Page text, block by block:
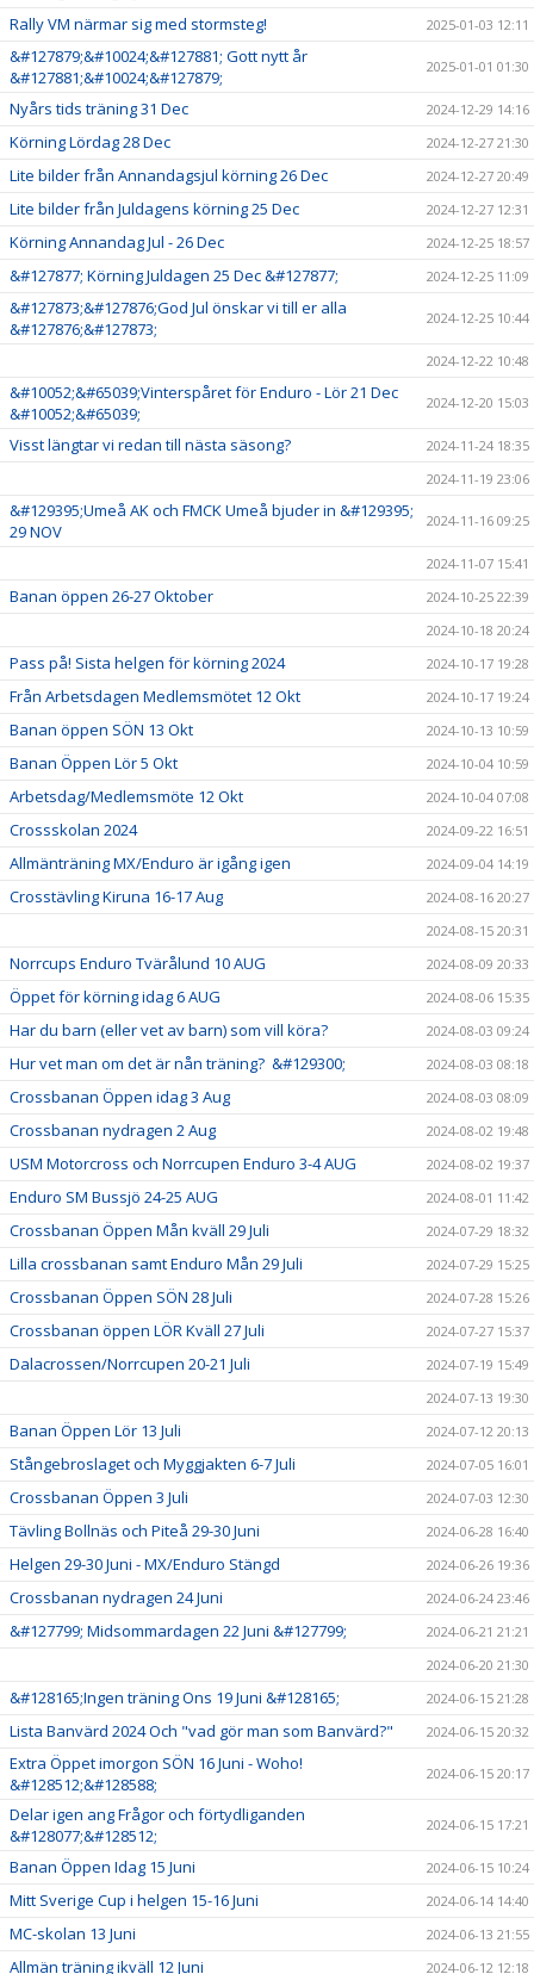
Rally VM närmar sig med stormsteg! 2025-01-03 12:11
&#127879;&#10024;&#127881; Gott nytt år
&#127881;&#10024;&#127879;
2025-01-01 01:30
Nyårs tids träning 31 Dec 2024-12-29 14:16
Körning Lördag 28 Dec 2024-12-27 21:30
Lite bilder från Annandagsjul körning 26 Dec 2024-12-27 20:49
Lite bilder från Juldagens körning 25 Dec 2024-12-27 12:31
Körning Annandag Jul - 26 Dec 2024-12-25 18:57
&#127877; Körning Juldagen 25 Dec &#127877; 2024-12-25 11:09
&#127873;&#127876;God Jul önskar vi till er alla
&#127876;&#127873;
2024-12-25 10:44
2024-12-22 10:48
&#10052;&#65039;Vinterspåret för Enduro - Lör 21 Dec
&#10052;&#65039;
2024-12-20 15:03
Visst längtar vi redan till nästa säsong?
2024-11-24 18:35
2024-11-19 23:06
&#129395;Umeå AK och FMCK Umeå bjuder in &#129395;
29 NOV
2024-11-16 09:25
2024-11-07 15:41
Banan öppen 26-27 Oktober
2024-10-25 22:39
2024-10-18 20:24
Pass på! Sista helgen för körning 2024 2024-10-17 19:28
Från Arbetsdagen Medlemsmötet 12 Okt 2024-10-17 19:24
Banan öppen SÖN 13 Okt 2024-10-13 10:59
Banan Öppen Lör 5 Okt 2024-10-04 10:59
Arbetsdag/Medlemsmöte 12 Okt 2024-10-04 07:08
Crossskolan 2024 2024-09-22 16:51
Allmänträning MX/Enduro är igång igen 2024-09-04 14:19
Crosstävling Kiruna 16-17 Aug
2024-08-16 20:27
2024-08-15 20:31
Norrcups Enduro Tvärålund 10 AUG 2024-08-09 20:33
Öppet för körning idag 6 AUG 2024-08-06 15:35
Har du barn (eller vet av barn) som vill köra? 2024-08-03 09:24
Hur vet man om det är nån träning? &#129300; 2024-08-03 08:18
Crossbanan Öppen idag 3 Aug 2024-08-03 08:09
Crossbanan nydragen 2 Aug 2024-08-02 19:48
USM Motorcross och Norrcupen Enduro 3-4 AUG 2024-08-02 19:37
Enduro SM Bussjö 24-25 AUG 2024-08-01 11:42
Crossbanan Öppen Mån kväll 29 Juli 2024-07-29 18:32
Lilla crossbanan samt Enduro Mån 29 Juli 2024-07-29 15:25
Crossbanan Öppen SÖN 28 Juli 2024-07-28 15:26
Crossbanan öppen LÖR Kväll 27 Juli 2024-07-27 15:37
Dalacrossen/Norrcupen 20-21 Juli
2024-07-19 15:49
2024-07-13 19:30
Banan Öppen Lör 13 Juli 2024-07-12 20:13
Stångebroslaget och Myggjakten 6-7 Juli 2024-07-05 16:01
Crossbanan Öppen 3 Juli 2024-07-03 12:30
Tävling Bollnäs och Piteå 29-30 Juni 2024-06-28 16:40
Helgen 29-30 Juni - MX/Enduro Stängd 2024-06-26 19:36
Crossbanan nydragen 24 Juni 2024-06-24 23:46
&#127799; Midsommardagen 22 Juni &#127799;
2024-06-21 21:21
2024-06-20 21:30
&#128165;Ingen träning Ons 19 Juni &#128165; 2024-06-15 21:28
Lista Banvärd 2024 Och "vad gör man som Banvärd?" 2024-06-15 20:32
Extra Öppet imorgon SÖN 16 Juni - Woho!
&#128512;&#128588;
2024-06-15 20:17
Delar igen ang Frågor och förtydliganden
&#128077;&#128512;
2024-06-15 17:21
Banan Öppen Idag 15 Juni 2024-06-15 10:24
Mitt Sverige Cup i helgen 15-16 Juni 2024-06-14 14:40
MC-skolan 13 Juni 2024-06-13 21:55
Allmän träning ikväll 12 Juni 2024-06-12 12:18